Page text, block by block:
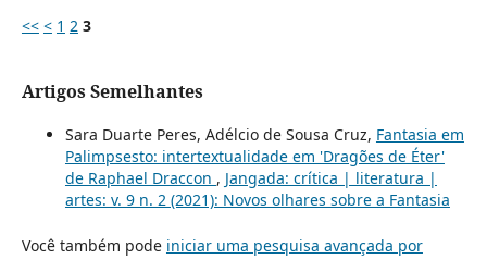
<< < 1 2 3
Artigos Semelhantes
Sara Duarte Peres, Adélcio de Sousa Cruz, Fantasia em
Palimpsesto: intertextualidade em 'Dragões de Éter'
de Raphael Draccon , Jangada: crítica | literatura |
artes: v. 9 n. 2 (2021): Novos olhares sobre a Fantasia
Você também pode iniciar uma pesquisa avançada por